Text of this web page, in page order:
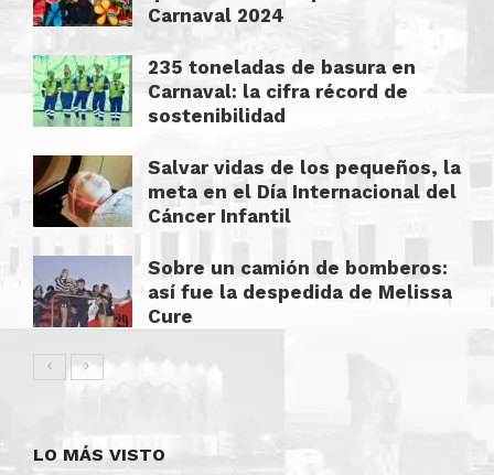
Carnaval 2024
235 toneladas de basura en
Carnaval: la cifra récord de
sostenibilidad
Salvar vidas de los pequeños, la
meta en el Día Internacional del
Cáncer Infantil
Sobre un camión de bomberos:
así fue la despedida de Melissa
Cure
LO MÁS VISTO